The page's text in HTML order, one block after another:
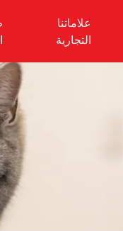
علاماتنا
التجارية